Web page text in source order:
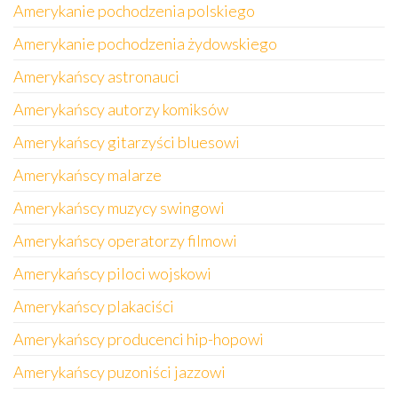
Amerykanie pochodzenia polskiego
Amerykanie pochodzenia żydowskiego
Amerykańscy astronauci
Amerykańscy autorzy komiksów
Amerykańscy gitarzyści bluesowi
Amerykańscy malarze
Amerykańscy muzycy swingowi
Amerykańscy operatorzy filmowi
Amerykańscy piloci wojskowi
Amerykańscy plakaciści
Amerykańscy producenci hip-hopowi
Amerykańscy puzoniści jazzowi